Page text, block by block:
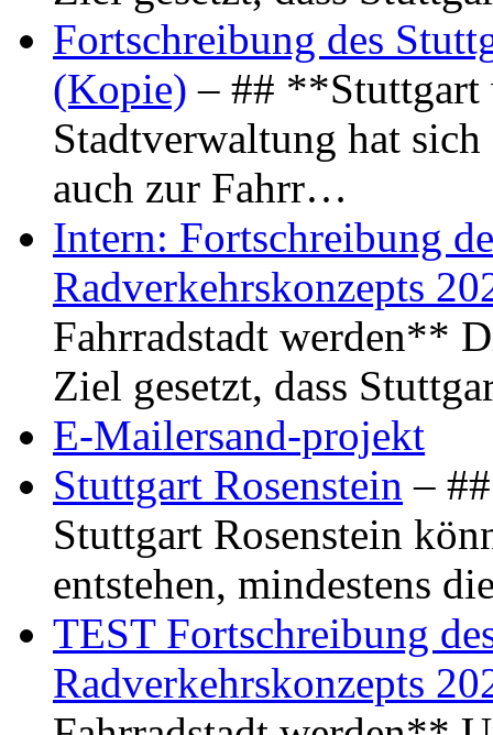
Fortschreibung des
(Kopie) – ## **Stuttgart
Stadtverwaltung hat
auch zur Fahrr…
Intern: Fortschreibung
Radverkehrskonzepts
Fahrradstadt werden**
Ziel gesetzt, dass
E-Mailersand-projekt
Stuttgart Rosenstein –
Stuttgart Rosenstein
entstehen, mindestens
TEST Fortschreibung
Radverkehrskonzepts